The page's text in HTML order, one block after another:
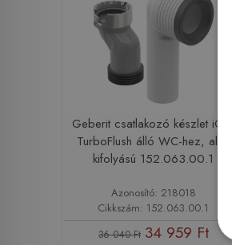
Geberit csatlakozó készlet iCon
TurboFlush álló WC-hez, alsó
kifolyású 152.063.00.1
Azonosító: 218018
Cikkszám: 152.063.00.1
36 040 Ft 34 959 Ft